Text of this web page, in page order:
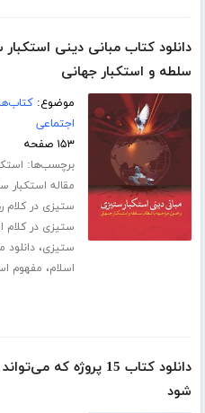
دانلود کتاب مبانی دینی
سلطه و استکبار جهانی
موضوع:
اجتماعی
۱۵۳ صفحه
برچسب‌ها:
مقاله استکبار
ستیزی در کلام
ستیزی در کلام
ستیزی،دانلود
اسلام، مفهوم
دانلود کتاب 15 پروژه
شود